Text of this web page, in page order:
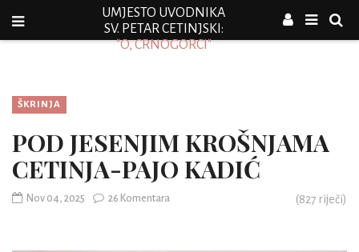
UMJESTO UVODNIKA
SV. PETAR CETINJSKI:
"O, CRNOGORCI"
ŠKRINJA
POD JESENJIM KROŠNJAMA
CETINJA-PAJO KADIĆ
Nov 04, 2025 26 Komentara (827 riječi)